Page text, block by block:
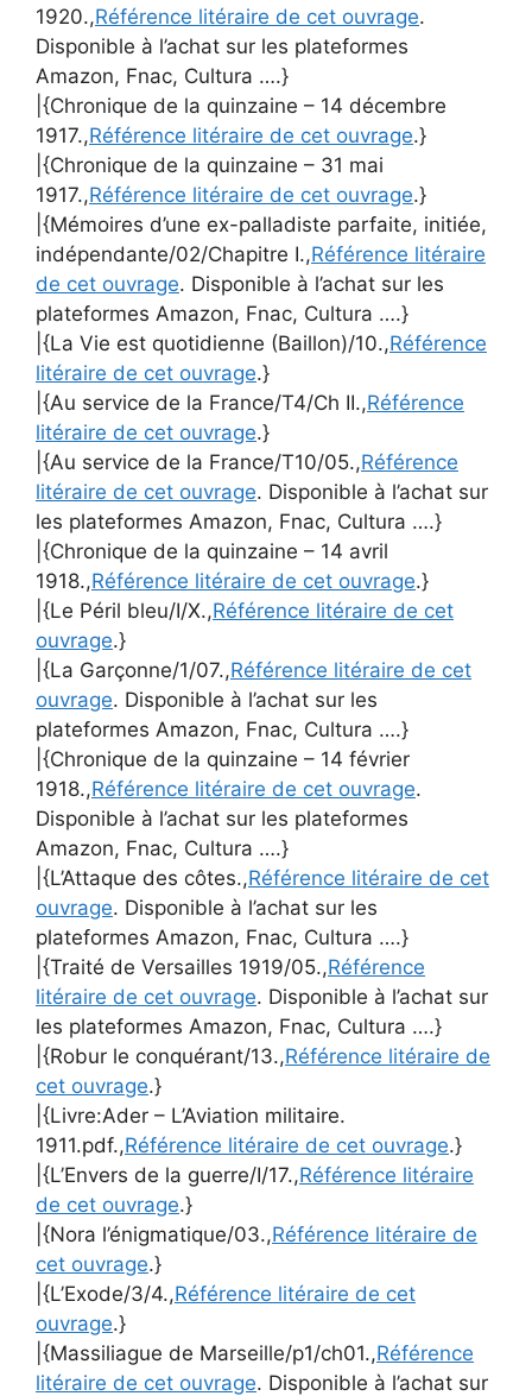
1920.,Référence litéraire de cet ouvrage.
Disponible à l’achat sur les plateformes
Amazon, Fnac, Cultura ….}
|{Chronique de la quinzaine – 14 décembre
1917.,Référence litéraire de cet ouvrage.}
|{Chronique de la quinzaine – 31 mai
1917.,Référence litéraire de cet ouvrage.}
|{Mémoires d’une ex-palladiste parfaite, initiée,
indépendante/02/Chapitre I.,Référence litéraire
de cet ouvrage. Disponible à l’achat sur les
plateformes Amazon, Fnac, Cultura ….}
|{La Vie est quotidienne (Baillon)/10.,Référence
litéraire de cet ouvrage.}
|{Au service de la France/T4/Ch II.,Référence
litéraire de cet ouvrage.}
|{Au service de la France/T10/05.,Référence
litéraire de cet ouvrage. Disponible à l’achat sur
les plateformes Amazon, Fnac, Cultura ….}
|{Chronique de la quinzaine – 14 avril
1918.,Référence litéraire de cet ouvrage.}
|{Le Péril bleu/I/X.,Référence litéraire de cet
ouvrage.}
|{La Garçonne/1/07.,Référence litéraire de cet
ouvrage. Disponible à l’achat sur les
plateformes Amazon, Fnac, Cultura ….}
|{Chronique de la quinzaine – 14 février
1918.,Référence litéraire de cet ouvrage.
Disponible à l’achat sur les plateformes
Amazon, Fnac, Cultura ….}
|{L’Attaque des côtes.,Référence litéraire de cet
ouvrage. Disponible à l’achat sur les
plateformes Amazon, Fnac, Cultura ….}
|{Traité de Versailles 1919/05.,Référence
litéraire de cet ouvrage. Disponible à l’achat sur
les plateformes Amazon, Fnac, Cultura ….}
|{Robur le conquérant/13.,Référence litéraire de
cet ouvrage.}
|{Livre:Ader – L’Aviation militaire.
1911.pdf.,Référence litéraire de cet ouvrage.}
|{L’Envers de la guerre/I/17.,Référence litéraire
de cet ouvrage.}
|{Nora l’énigmatique/03.,Référence litéraire de
cet ouvrage.}
|{L’Exode/3/4.,Référence litéraire de cet
ouvrage.}
|{Massiliague de Marseille/p1/ch01.,Référence
litéraire de cet ouvrage. Disponible à l’achat sur